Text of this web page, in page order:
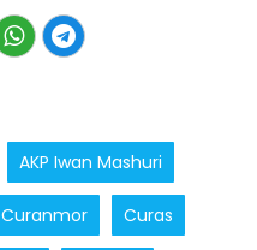
AKP Iwan Mashuri
Curanmor Curas